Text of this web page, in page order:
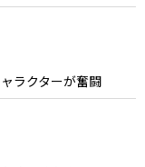
ラクターが奮闘